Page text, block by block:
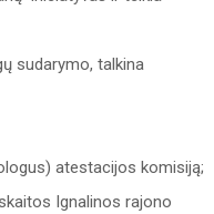
sudarymo, talkina
atestacijos komisiją;
Ignalinos rajono